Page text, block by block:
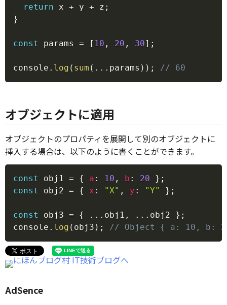
return x + y + z ;
}
const params = [ 10 , 20 , 30] ;
console . log ( sum ( ... params ) ) ; // 60
オブジェクトに適用
オブジェクトのプロパティを展開して別のオブジェクトに
挿入する場合は、以下のように書くことができます。
const obj1 = { a : 10 , b : 20 } ;
const
obj2 = { x : "X" , y : "Y" } ;
const obj3 = { ... obj1 , ... obj2 } ;
console . log ( obj3 ) ; // Object { a: 10, b:
AdSence